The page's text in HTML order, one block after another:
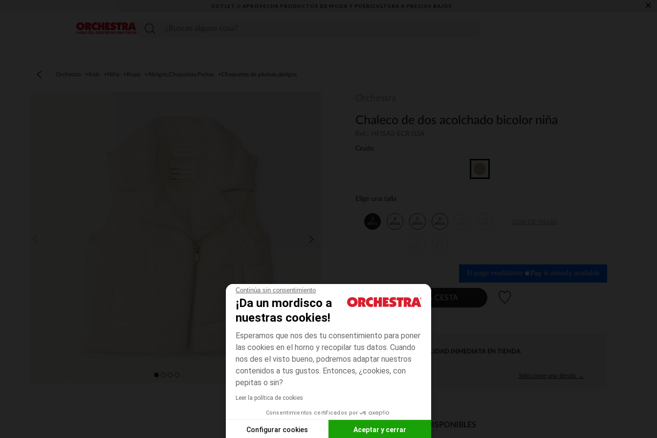
Continúa sin consentimiento
¡Da un mordisco a
nuestras cookies!
Esperamos que nos des tu consentimiento para poner
las cookies en el horno y recopilar tus datos. Cuando
nos des el visto bueno, podremos adaptar nuestros
contenidos a tus gustos. Entonces, ¿cookies, con
pepitas o sin?
Leer la política de cookies
Consentimientos certificados por
Configurar cookies Aceptar y cerrar
OUTLET // APROVECHA PRODUCTOS DE MODA Y PUERICULTURA A PRECIOS BAJOS ×
Menú
Orchestra Kids Niña Ropa Abrigos,Chaquetas,Parkas Chaquetas de plumas,abrigos
Chaleco de dos acolchado bicolor niña
Crudo
Elige una talla
3
años
4
años
5
años
6
años
El pago medidante is already available
AÑADIR A LA CESTA
DISPONIBILIDAD INMEDIATA EN TIENDA
Seleccione una tienda →
MODOS DE ENVÍO DISPONIBLES